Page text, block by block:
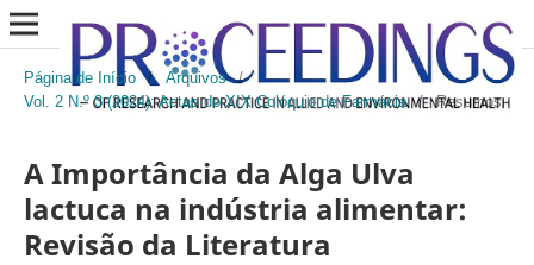
Página de Início / Arquivos
/
Vol. 2 N.º 3 (2024): Actas do XIX Colóquio de Farmácia
/ Resumos
A Importância da Alga Ulva
lactuca na indústria alimentar:
Revisão da Literatura